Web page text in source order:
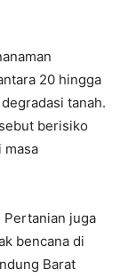
20 hingga
tanah.
berisiko
masa
Pertanian juga
bencana di
Barat